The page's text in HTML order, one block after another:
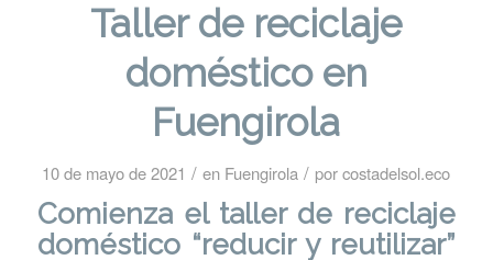
Taller de reciclaje
doméstico en
Fuengirola
10 de mayo de 2021 / en Fuengirola / porcostadelsol.eco
Comienza el taller de reciclaje
doméstico “reducir y reutilizar”